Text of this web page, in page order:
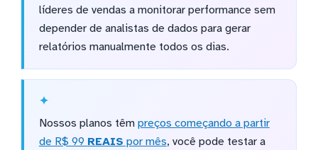
líderes de vendas a monitorar performance sem
depender de analistas de dados para gerar
relatórios manualmente todos os dias.
Nossos planos têm preços começando a partir
de R$ 99 REAIS por mês, você pode testar a